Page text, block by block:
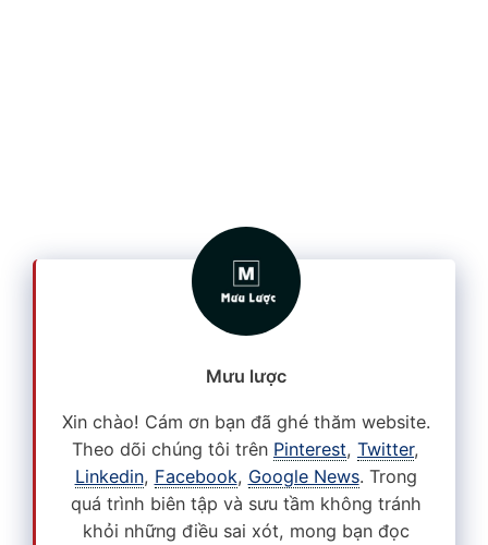
Mưu lược
Xin chào! Cám ơn bạn đã ghé thăm website.
Theo dõi chúng tôi trên Pinterest, Twitter,
Linkedin, Facebook, Google News. Trong
quá trình biên tập và sưu tầm không tránh
khỏi những điều sai xót, mong bạn đọc